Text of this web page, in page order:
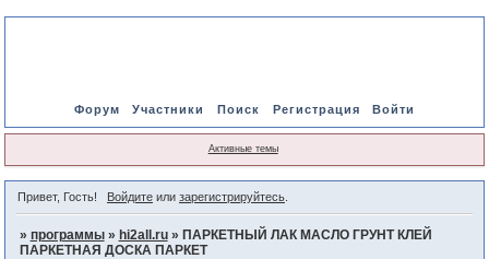
Форум Участники Поиск Регистрация Войти
Активные темы
Привет, Гость! Войдитеили зарегистрируйтесь.
» программы » hi2all.ru » ПАРКЕТНЫЙ ЛАК МАСЛО ГРУНТ КЛЕЙ
ПАРКЕТНАЯ ДОСКА ПАРКЕТ